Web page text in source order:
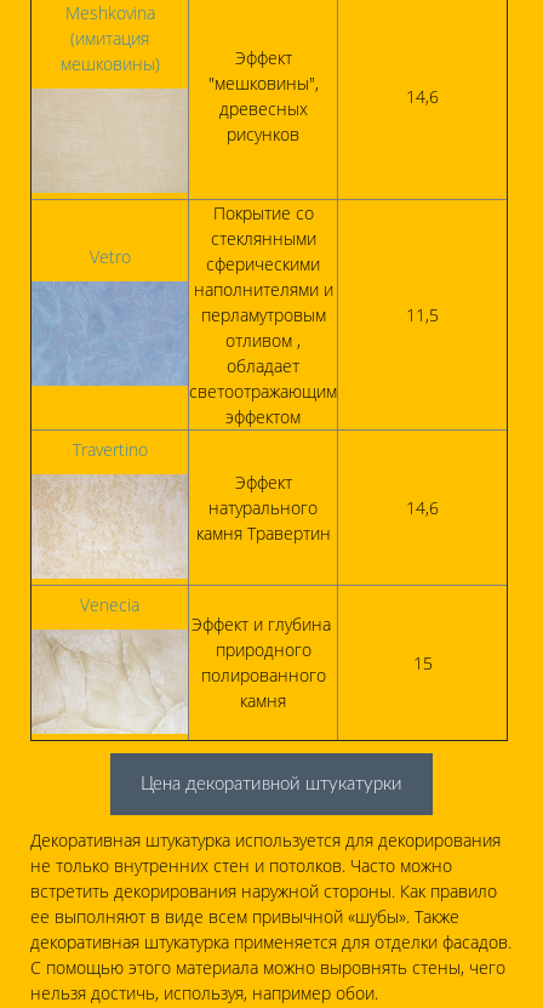
Meshkovina
(имитация
мешковины)
Эффект
"мешковины",
древесных
рисунков
14,6
Vetro
Покрытие со
стеклянными
сферическими
наполнителями и
перламутровым
отливом ,
обладает
светоотражающим
эффектом
11,5
Travertino
Эффект
натурального
камня Травертин
14,6
Venecia
Эффект и глубина
природного
полированного
камня
15
Цена декоративной штукатурки
Декоративная штукатурка используется для декорирования
не только внутренних стен и потолков. Часто можно
встретить декорирования наружной стороны. Как правило
ее выполняют в виде всем привычной «шубы». Также
декоративная штукатурка применяется для отделки фасадов.
С помощью этого материала можно выровнять стены, чего
нельзя достичь, используя, например обои.